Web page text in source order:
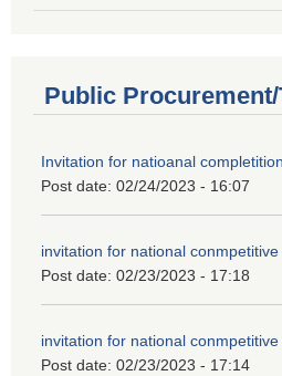
Public
Invitation for natioanal completition
Post date: 02/24/2023 - 16:07
invitation for national
Post date: 02/23/2023 - 17:18
invitation for national conmpetitive
Post date: 02/23/2023 - 17:14